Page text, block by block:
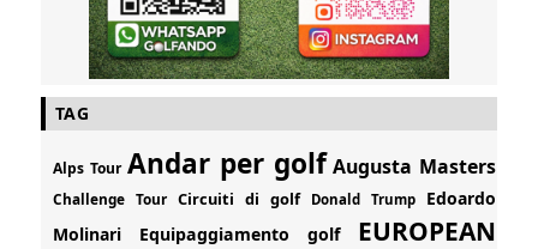
TAG
Alps Tour Andar per golf Augusta Masters
Challenge Tour Circuiti di golf Donald Trump
Edoardo
Molinari
Equipaggiamento golf
EUROPEAN